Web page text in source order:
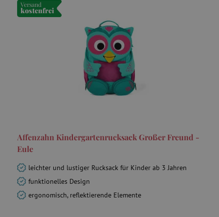
Versand
kostenfrei
Affenzahn Kindergartenrucksack Großer Freund -
Eule
leichter und lustiger Rucksack für Kinder ab 3 Jahren
funktionelles Design
ergonomisch, reflektierende Elemente